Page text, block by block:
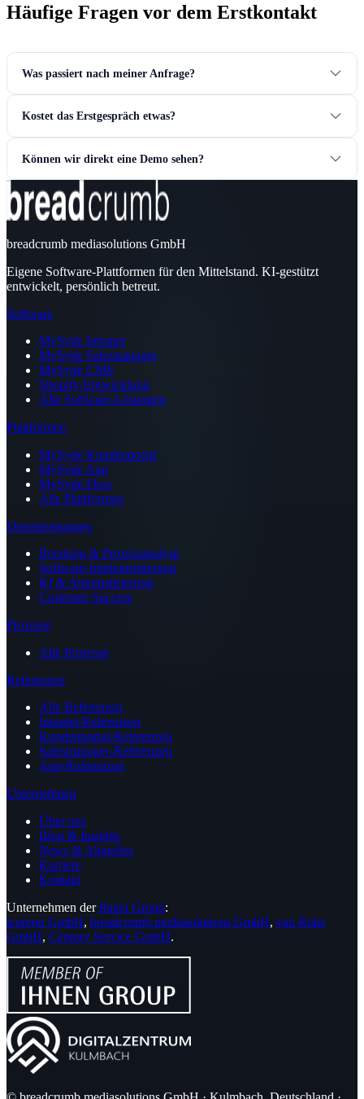
Häufige Fragen vor dem Erstkontakt
Was passiert nach meiner Anfrage?
Kostet das Erstgespräch etwas?
Können wir direkt eine Demo sehen?
breadcrumb mediasolutions GmbH
Eigene Software-Plattformen für den Mittelstand. KI-gestützt
entwickelt, persönlich betreut.
Software
MySyde Intranet
MySyde Salesmanager
MySyde CMS
Shopify-Entwicklung
Alle Software-Lösungen
Plattformen
MySyde Kundenportal
MySyde App
MySyde Flow
Alle Plattformen
Dienstleistungen
Beratung & Prozessanalyse
Software-Implementierung
KI & Automatisierung
Customer Success
Prozesse
Alle Prozesse
Referenzen
Alle Referenzen
Intranet-Referenzen
Kundenportal-Referenzen
Salesmanager-Referenzen
App-Referenzen
Unternehmen
Über uns
Blog & Insights
News & Aktuelles
Karriere
Kontakt
Unternehmen derIhnen Group:
icoreon GmbH, breadcrumb mediasolutions GmbH, van Rohe
GmbH, Century Service GmbH.